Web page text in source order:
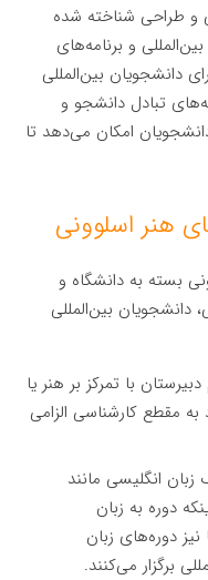
و طراحی شناخته شده
و برنامه‌های
دانشجویان بین‌المللی
تبادل دانشجو و
امکان می‌دهد تا
هنر اسلوونی
بسته به دانشگاه و
بین‌المللی
با تمرکز بر هنر یا
به مقطع کارشناسی الزامی
انگلیسی مانند
دوره به زبان
دوره‌های زبان
برگزار می‌کنند.